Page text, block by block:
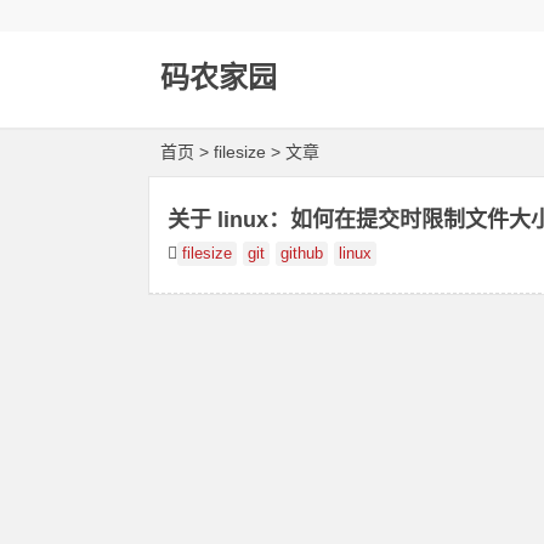
码农家园
首页 > filesize > 文章
关于 linux：如何在提交时限制文件大
filesize git github linux